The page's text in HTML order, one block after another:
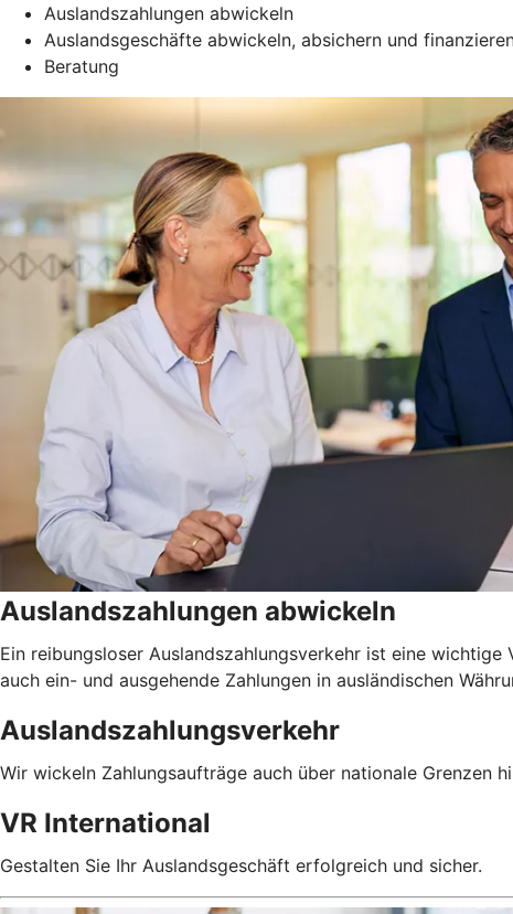
Auslandszahlungen abwickeln
Auslandsgeschäfte abwickeln, absichern und
Beratung
Auslandszahlungen abwickeln
Ein reibungsloser Auslandszahlungsverkehr ist eine
auch ein- und ausgehende Zahlungen in ausländischen
Auslandszahlungsverkehr
Wir wickeln Zahlungsaufträge auch über nationale Grenzen
VR International
Gestalten Sie Ihr Auslandsgeschäft erfolgreich und sicher.